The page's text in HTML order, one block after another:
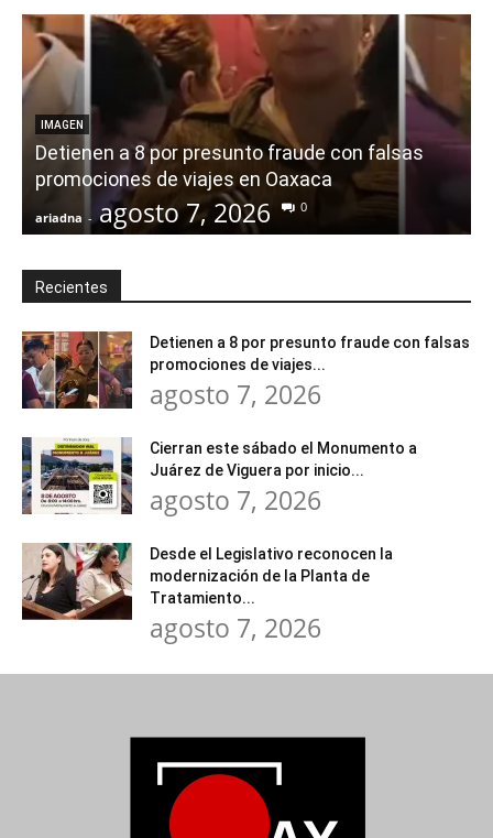
IMAGEN
Detienen a 8 por presunto fraude con falsas
promociones de viajes en Oaxaca
ariadna - agosto 7, 2026 0
Recientes
Detienen a 8 por presunto fraude con falsas
promociones de viajes...
agosto 7, 2026
Cierran este sábado el Monumento a
Juárez de Viguera por inicio...
agosto 7, 2026
Desde el Legislativo reconocen la
modernización de la Planta de
Tratamiento...
agosto 7, 2026